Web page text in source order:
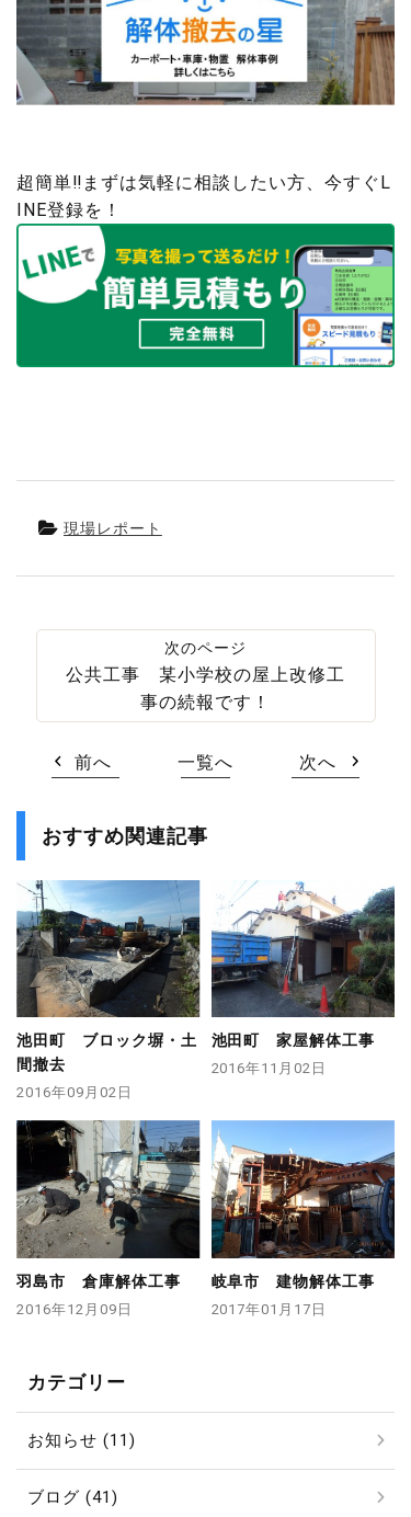
超簡単‼まずは気軽に相談したい方、今すぐL
INE登録を！
現場レポート
公共工事 某小学校の屋上改修工
事の続報です！
前へ 一覧へ 次へ
おすすめ関連記事
池田町 ブロック塀・土
間撤去
2016年09月02日
池田町 家屋解体工事
2016年11月02日
羽島市 倉庫解体工事
2016年12月09日
岐阜市 建物解体工事
2017年01月17日
カテゴリー
お知らせ (11)
ブログ (41)